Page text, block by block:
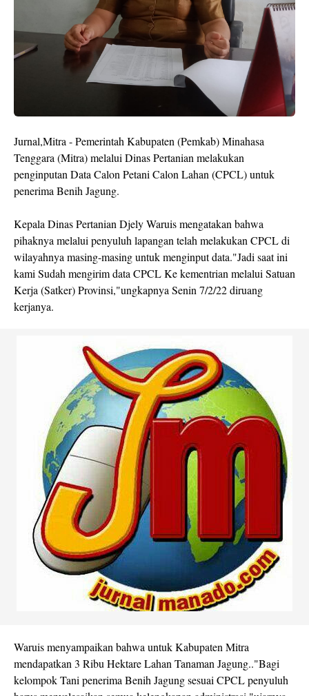
Jurnal,Mitra - Pemerintah Kabupaten (Pemkab) Minahasa
Tenggara (Mitra) melalui Dinas Pertanian melakukan
penginputan Data Calon Petani Calon Lahan (CPCL) untuk
penerima Benih Jagung.
Kepala Dinas Pertanian Djely Waruis mengatakan bahwa
pihaknya melalui penyuluh lapangan telah melakukan CPCL di
wilayahnya masing-masing untuk menginput data."Jadi saat ini
kami Sudah mengirim data CPCL Ke kementrian melalui Satuan
Kerja (Satker) Provinsi,"ungkapnya Senin 7/2/22 diruang
kerjanya.
Waruis menyampaikan bahwa untuk Kabupaten Mitra
mendapatkan 3 Ribu Hektare Lahan Tanaman Jagung.."Bagi
kelompok Tani penerima Benih Jagung sesuai CPCL penyuluh